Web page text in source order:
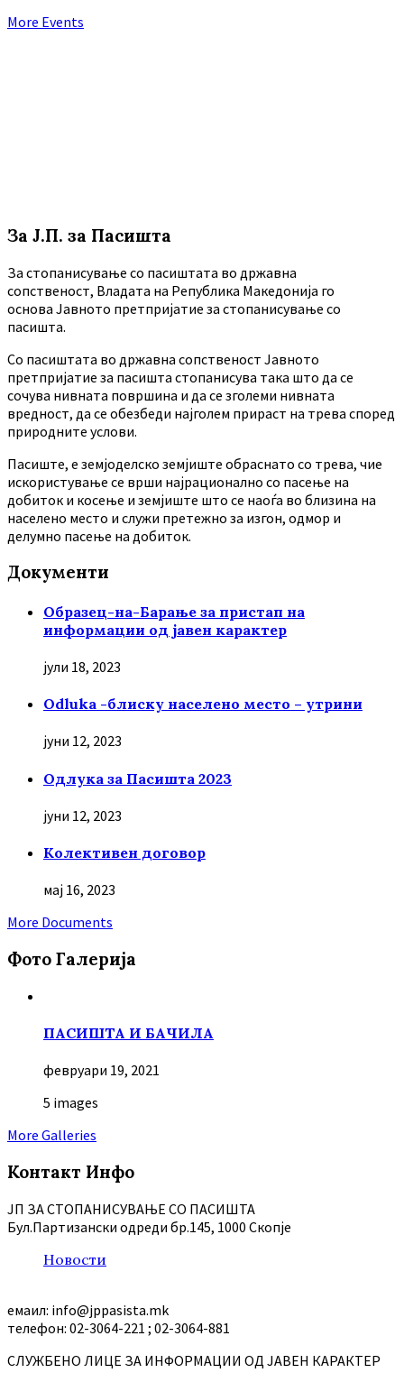
Back
More Events
За Ј.П. за Пасишта
За стопанисување со пасиштата во државна
сопственост, Владата на Република Македонија го
основа Јавното претпријатие за стопанисување со
пасишта.
Co пасиштата во државна сопственост Јавното
претпријатие за пасишта стопанисува така што да се
сочува нивната површина и да се зголеми нивната
вредност, да се обезбеди најголем прираст на трева според
природните услови.
Пасиште, е земјоделско земјиште обраснато со трева, чие
искористување се врши најрационално со пасење на
добиток и косење и земјиште што се наоѓа во близина на
населено место и служи претежно за изгон, одмор и
делумно пасење на добиток.
Документи
Образец-на-Барање за пристап на
информации од јавен карактер
јули 18, 2023
Odluka -блиску населено место – утрини
јуни 12, 2023
Oдлука за Пасишта 2023
јуни 12, 2023
Колективен договор
мај 16, 2023
More Documents
Фото Галерија
ПАСИШТА И БАЧИЛА
февруари 19, 2021
5 images
More Galleries
Контакт Инфо
ЈП ЗА СТОПАНИСУВАЊЕ СО ПАСИШТА
Бул.Партизански oдреди бр.145, 1000 Скопје
Новости
емаил: info@jppasista.mk
телефон: 02-3064-221 ; 02-3064-881
СЛУЖБЕНО ЛИЦЕ ЗА ИНФОРМАЦИИ ОД ЈАВЕН КАРАКТЕР